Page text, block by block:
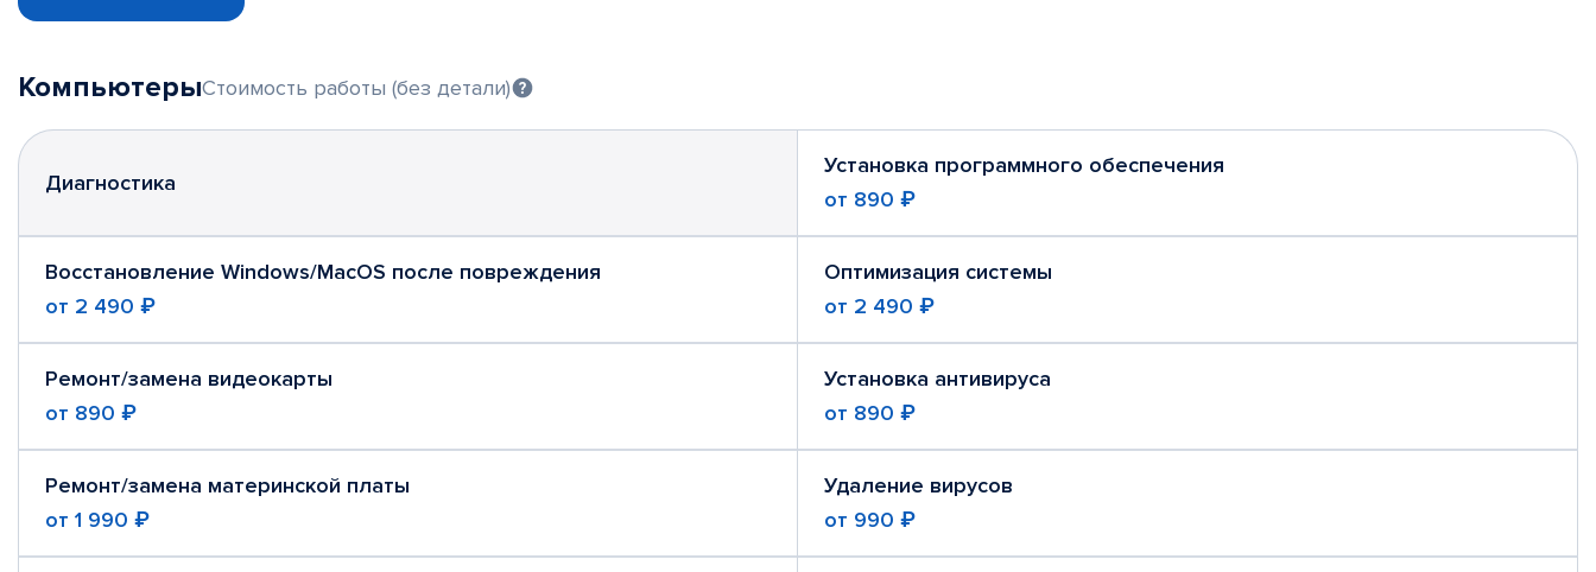
КомпьютерыСтоимость работы (без детали)
Диагностика
Установка программного обеспечения
от 890 ₽
Восстановление Windows/MacOS после повреждения
от 2 490 ₽
Оптимизация системы
от 2 490 ₽
Ремонт/замена видеокарты
от 890 ₽
Установка антивируса
от 890 ₽
Ремонт/замена материнской платы
от 1 990 ₽
Удаление вирусов
от 990 ₽